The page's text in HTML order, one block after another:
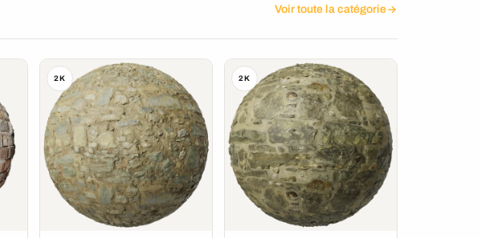
Voir toute la catégorie
2K 2K